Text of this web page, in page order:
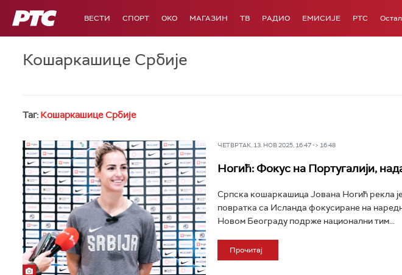
РТС ВЕСТИ СПОРТ OKO МАГАЗИН ТВ РАДИО ЕМИСИЈЕ РТС
Кошаркашице Србије
Таг: Кошаркашице Србије
ЧЕТВРТАК, 13. НОВ 2025, 16:47 -> 16:48
Ногић: Фокус на Португалији,
Српска кошаркашица Јована Ногић рекла
повратка са Исланда фокусиране на
Новом Београду подрже национални тим...
Прочитај